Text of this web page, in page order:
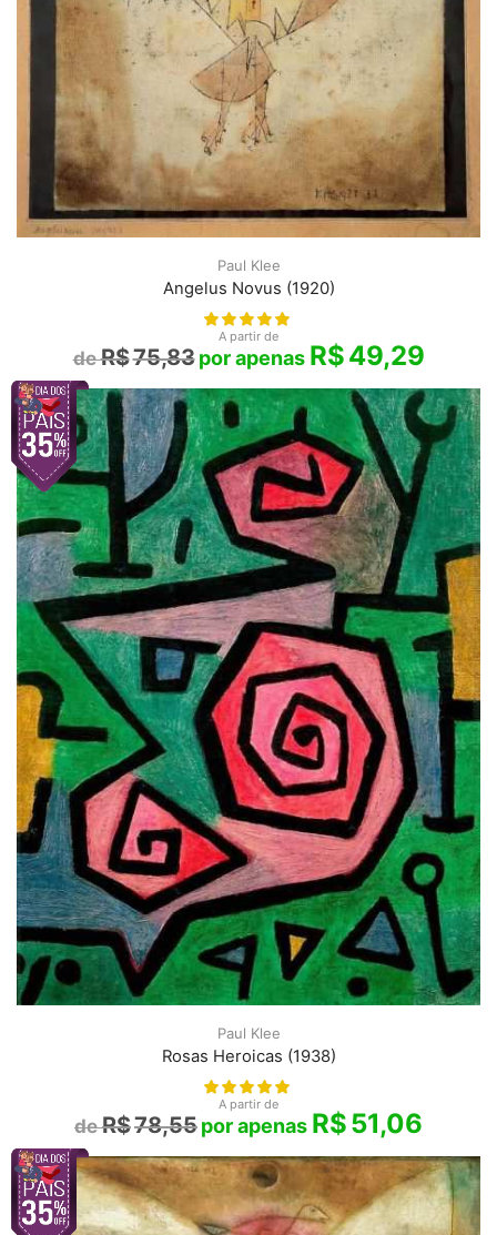
Paul Klee
Angelus Novus (1920)
A partir de
R$75,83 R$49,29
Paul Klee
Rosas Heroicas (1938)
A partir de
R$78,55 R$51,06